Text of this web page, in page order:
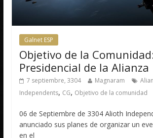
Galnet ESP
Objetivo de la
Presidencial de la Alianza
7 septiembre, 3304 Magnaram
Independents, CG, Objetivo de la comunidad
06 de Septiembre de 3304 Alioth
anunciado sus planes de organizar un
en el